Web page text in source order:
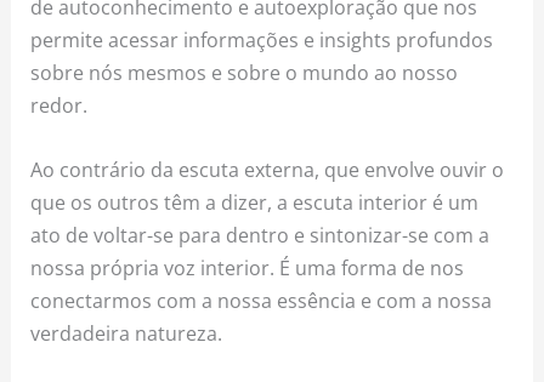
de autoconhecimento e autoexploração que nos
permite acessar informações e insights profundos
sobre nós mesmos e sobre o mundo ao nosso
redor.
Ao contrário da escuta externa, que envolve ouvir o
que os outros têm a dizer, a escuta interior é um
ato de voltar-se para dentro e sintonizar-se com a
nossa própria voz interior. É uma forma de nos
conectarmos com a nossa essência e com a nossa
verdadeira natureza.